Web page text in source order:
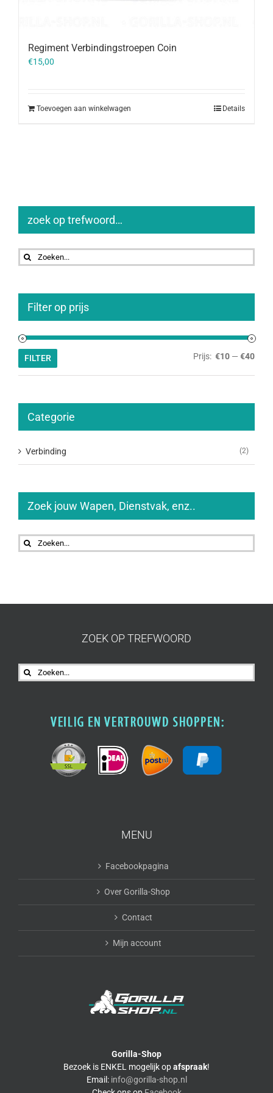
Regiment Verbindingstroepen Coin
€15,00
Toevoegen aan winkelwagen Details
zoek op trefwoord…
Zoeken
naar:
Filter op prijs
Min.
Max.
FILTER Prijs: €10 — €40
Categorie
Verbinding (2)
Zoek jouw Wapen, Dienstvak, enz..
Zoeken
naar:
ZOEK OP TREFWOORD
Zoeken
naar:
MENU
Facebookpagina
Over Gorilla-Shop
Contact
Mijn account
Gorilla-Shop
Bezoek is ENKEL mogelijk opafspraak!
Email: info@gorilla-shop.nl